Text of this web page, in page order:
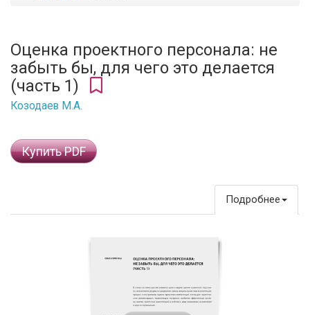
Оценка проектного персонала: не
забыть бы, для чего это делается
(часть 1)
Козодаев М.А.
Купить PDF
Подробнее